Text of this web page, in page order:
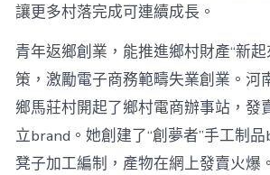
讓更多村落完成可連續成長。
青年返鄉創業，能推進鄉村財產“新
策，激勵電子商務範疇失業創業。
鄉馬莊村開起了鄉村電商辦事站，發
立brand。她創建了“創夢者”手工制
凳子加工編制，產物在網上發賣火爆